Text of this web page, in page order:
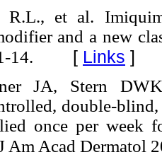
et al.
and a new
14. [ Links ]
JA, Stern
double-
once per week
Am Acad Dermatol